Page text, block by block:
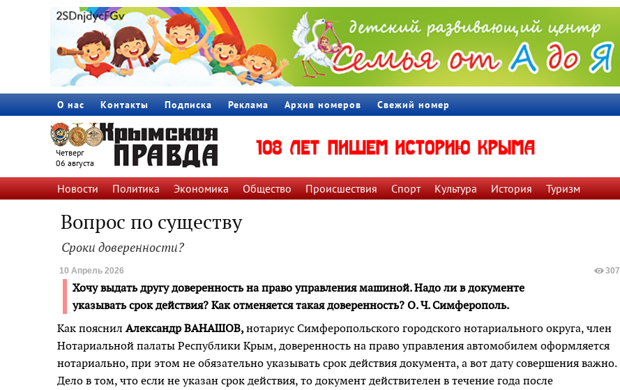
О нас Контакты Подписка Реклама Архив номеров Свежий номер
Четверг
06 августа
Новости Политика Экономика Общество Проиcшествия Спорт Культура История Туризм
Вопрос по существу
Сроки доверенности?
10 Апрель 2026 307
Хочу выдать другу доверенность на право управления машиной. Надо ли в документе
указывать срок действия? Как отменяется такая доверенность? О. Ч. Симферополь.
Как пояснил Александр ВАНАШОВ,нотариус Симферопольского городского нотариального округа, член
Нотариальной палаты Республики Крым, доверенность на право управления автомобилем оформляется
нотариально, при этом не обязательно указывать срок действия документа, а вот дату совершения важно.
Дело в том, что если не указан срок действия, то документ действителен в течение года пос­ле